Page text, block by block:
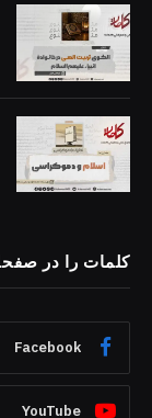
کلمات را در
Facebook
YouTube